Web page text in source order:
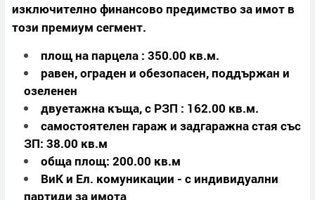
изключително финансово предимство за имот в
този премиум сегмент.
площ на парцела : 350.00 кв.м.
равен, ограден и обезопасен, поддържан и
озеленен
двуетажна къща, с РЗП : 162.00 кв.м.
самостоятелен гараж и задгаражна стая със
ЗП: 38.00 кв.м
обща площ: 200.00 кв.м
ВиК и Ел. комуникации - с индивидуални
партиди за имота